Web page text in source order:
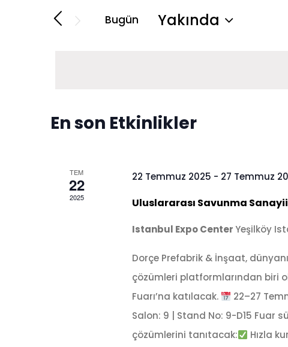
arama
Etkinlikler
arama.
Bugün
Yakında
En son Etkinlikler
TEM
22
2025
22 Temmuz 2025 - 27 Temmuz
Uluslararası Savunma Sanayii
Istanbul Expo CenterYeşilköy
Dorçe Prefabrik & İnşaat,
çözümleri platformlarından biri
Fuarı’na katılacak.
22–27
Salon: 9 | Stand No: 9-D15 Fuar
çözümlerini tanıtacak:
Hızla